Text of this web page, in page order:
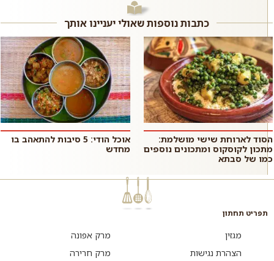
סיר אחד ומגישים לארוחת ערב
רגיל...
כתבות נוספות שאולי יעניינו אותך
הסוד לארוחת שישי מושלמת:
מתכון לקוסקוס ומתכונים נוספים
כמו של סבתא
אוכל הודי: 5 סיבות להתאהב בו
מחדש
תפריט תחתון
מגזין
הצהרת נגישות
מרק אפונה
מרק חרירה